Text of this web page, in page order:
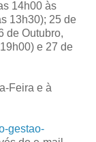
14h00 às
13h30); 25 de
de Outubro,
e 27 de
Feira e à
gestao-